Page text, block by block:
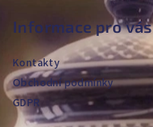
t
í
Informace pro vás
Kontakty
Obchodní podmínky
GDPR